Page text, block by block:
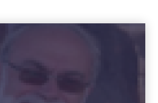
de notre Club. Il se dévoile